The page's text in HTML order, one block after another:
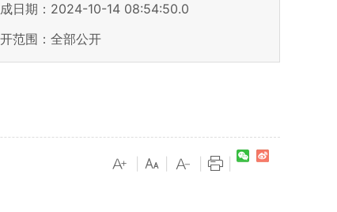
日期：2024-10-14 08:54:50.0
范围：全部公开